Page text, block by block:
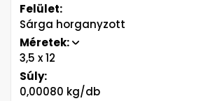
Felület:
Sárga horganyzott
Méretek:
3,5 x 12
Súly:
0,00080 kg/db